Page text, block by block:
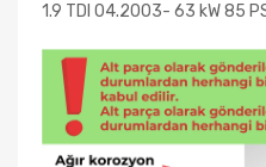
1.9 TDI 04.2003- 63 kW 85